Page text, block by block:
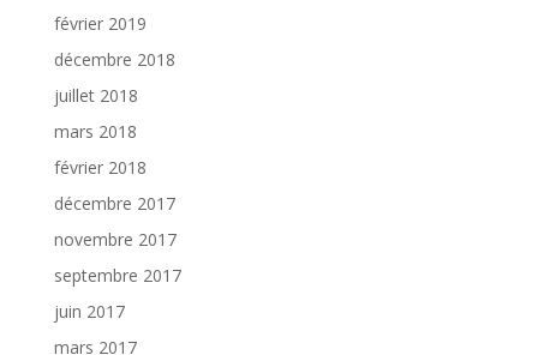
février 2019
décembre 2018
juillet 2018
mars 2018
février 2018
décembre 2017
novembre 2017
septembre 2017
juin 2017
mars 2017